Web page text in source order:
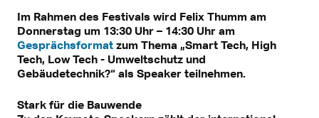
Im Rahmen des Festivals wird Felix Thumm am
Donnerstag um 13:30 Uhr – 14:30 Uhr am
Gesprächsformat zum Thema „Smart Tech, High
Tech, Low Tech - Umweltschutz und
Gebäudetechnik?“ als Speaker teilnehmen.
Stark für die Bauwende